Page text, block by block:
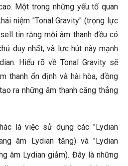
Một trong những yếu tố quan
niệm "Tonal Gravity" (trọng lực
tin rằng mỗi âm thanh đều có
duy nhất, và lực hút này mạnh
Hiểu rõ về Tonal Gravity sẽ
thanh ổn định và hài hòa, đồng
ra những âm thanh căng thẳng
là việc sử dụng các "Lydian
âm Lydian tăng) và "Lydian
âm Lydian giảm). Đây là những